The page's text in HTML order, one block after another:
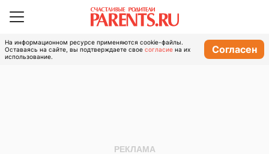
На информационном ресурсе применяются cookie-файлы.
Оставаясь на сайте, вы подтверждаете свое согласие на их
использование.
Согласен